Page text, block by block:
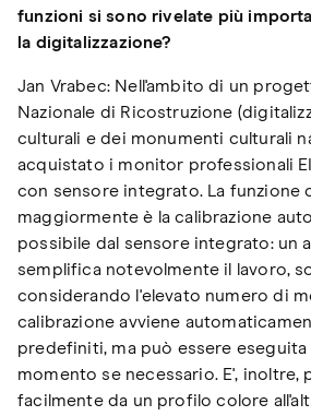
funzioni si sono rivelate più
la digitalizzazione?
Jan Vrabec: Nell'ambito di un
Nazionale di Ricostruzione
culturali e dei monumenti culturali
acquistato i monitor professionali
con sensore integrato. La funzione
maggiormente è la calibrazione
possibile dal sensore integrato: un
semplifica notevolmente il lavoro,
considerando l'elevato numero di
calibrazione avviene
predefiniti, ma può essere eseguita
momento se necessario. E', inoltre,
facilmente da un profilo colore